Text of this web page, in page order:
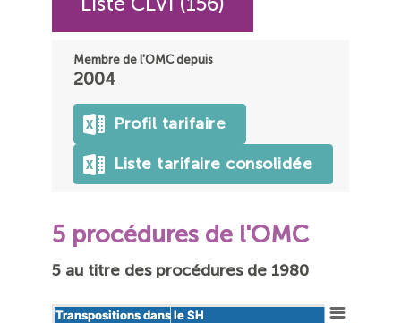
Membre de l'OMC depuis
2004
Profil tarifaire
Liste tarifaire consolidée
5 procédures de l'OMC
5 au titre des procédures de 1980
Transpositions dans le SH
Transpositions dans le SH